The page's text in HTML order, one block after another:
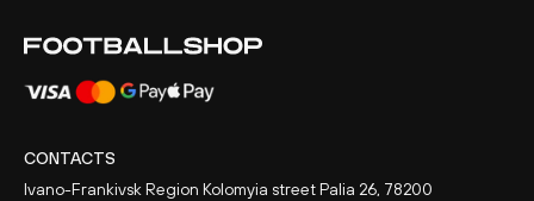
CONTACTS
Ivano-Frankivsk Region Kolomyia street Palia 26, 78200